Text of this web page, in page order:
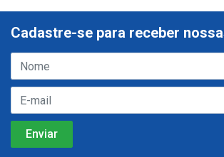
Cadastre-se para receber